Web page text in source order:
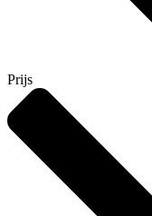
Prijs